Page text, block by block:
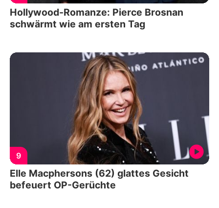
Hollywood-Romanze: Pierce Brosnan
schwärmt wie am ersten Tag
9
Elle Macphersons (62) glattes Gesicht
befeuert OP-Gerüchte